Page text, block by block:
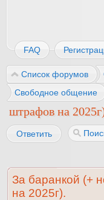
FAQ
Список форумов
Свободное общение
штрафов на
Ответить
За баранкой (+
на 2025г).